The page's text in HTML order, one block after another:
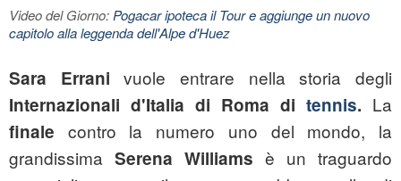
Video del Giorno:Pogacar ipoteca il Tour e aggiunge un nuovo
capitolo alla leggenda dell'Alpe d'Huez
Sara Errani vuole entrare nella storia degli
Internazionali d'Italia di Roma di tennis. La
finale contro la numero uno del mondo, la
grandissima Serena Williams è un traguardo